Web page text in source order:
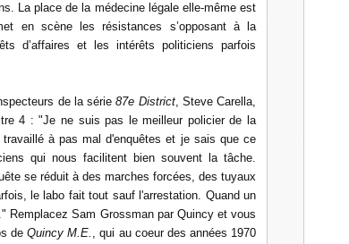
La place de la médecine légale elle-même est
en scène les résistances s’opposant à la
d’affaires et les intérêts politiciens parfois
de la série87e District, Steve Carella,
4 : "Je ne suis pas le meilleur policier de la
à pas mal d'enquêtes et je sais que ce
qui nous facilitent bien souvent la tâche.
se réduit à des marches forcées, des tuyaux
le labo fait tout sauf l'arrestation. Quand un
Remplacez Sam Grossman par Quincy et vous
deQuincy M.E. , qui au coeur des années 1970